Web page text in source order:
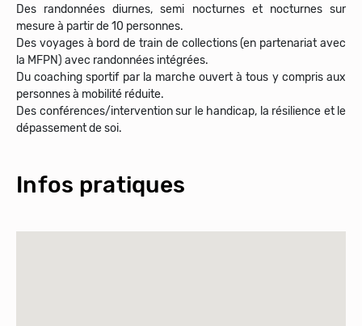
Des randonnées diurnes, semi nocturnes et nocturnes sur
mesure à partir de 10 personnes.
Des voyages à bord de train de collections (en partenariat avec
la MFPN) avec randonnées intégrées.
Du coaching sportif par la marche ouvert à tous y compris aux
personnes à mobilité réduite.
Des conférences/intervention sur le handicap, la résilience et le
Infos pratiques